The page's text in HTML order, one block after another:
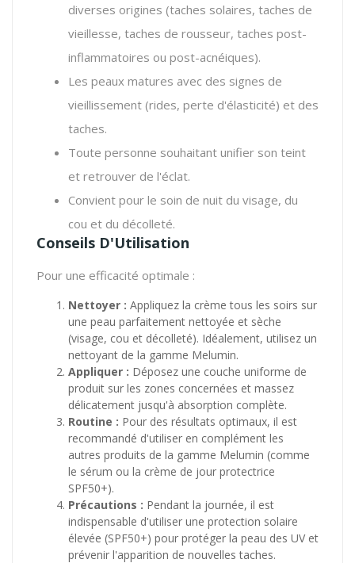
diverses origines (taches solaires, taches de
vieillesse, taches de rousseur, taches post-
inflammatoires ou post-acnéiques).
Les peaux matures avec des signes de
vieillissement (rides, perte d'élasticité) et des
taches.
Toute personne souhaitant unifier son teint
et retrouver de l'éclat.
Convient pour le soin de nuit du visage, du
cou et du décolleté.
Conseils D'Utilisation
Pour une efficacité optimale :
Nettoyer : Appliquez la crème tous les soirs sur
une peau parfaitement nettoyée et sèche
(visage, cou et décolleté). Idéalement, utilisez un
nettoyant de la gamme Melumin.
Appliquer : Déposez une couche uniforme de
produit sur les zones concernées et massez
délicatement jusqu'à absorption complète.
Routine : Pour des résultats optimaux, il est
recommandé d'utiliser en complément les
autres produits de la gamme Melumin (comme
le sérum ou la crème de jour protectrice
SPF50+).
Précautions : Pendant la journée, il est
indispensable d'utiliser une protection solaire
élevée (SPF50+) pour protéger la peau des UV et
prévenir l'apparition de nouvelles taches.